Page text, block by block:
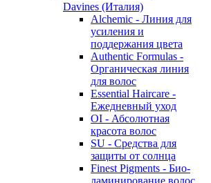
Davines (Италия)
Alchemic - Линия для
усиления и
поддержания цвета
Authentic Formulas -
Органическая линия
для волос
Essential Haircare -
Eжедневный уход
OI - Абсолютная
красота волос
SU - Средства для
защиты от солнца
Finest Pigments - Био-
ламинирование волос